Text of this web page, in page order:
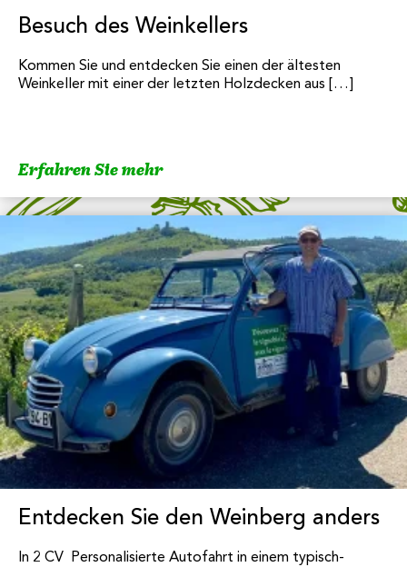
Besuch des Weinkellers
Kommen Sie und entdecken Sie einen der ältesten
Weinkeller mit einer der letzten Holzdecken aus […]
Erfahren Sie mehr
Entdecken Sie den Weinberg anders
In 2 CV Personalisierte Autofahrt in einem typisch-